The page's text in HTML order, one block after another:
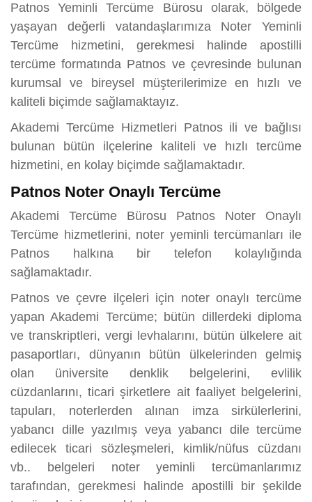
Patnos Yeminli Tercüme Bürosu olarak, bölgede
yaşayan değerli vatandaşlarımıza Noter Yeminli
Tercüme hizmetini, gerekmesi halinde apostilli
tercüme formatında Patnos ve çevresinde bulunan
kurumsal ve bireysel müşterilerimize en hızlı ve
kaliteli biçimde sağlamaktayız.
Akademi Tercüme Hizmetleri Patnos ili ve bağlısı
bulunan bütün ilçelerine kaliteli ve hızlı tercüme
hizmetini, en kolay biçimde sağlamaktadır.
Patnos Noter Onaylı Tercüme
Akademi Tercüme Bürosu Patnos Noter Onaylı
Tercüme hizmetlerini, noter yeminli tercümanları ile
Patnos halkına bir telefon kolaylığında
sağlamaktadır.
Patnos ve çevre ilçeleri için noter onaylı tercüme
yapan Akademi Tercüme; bütün dillerdeki diploma
ve transkriptleri, vergi levhalarını, bütün ülkelere ait
pasaportları, dünyanın bütün ülkelerinden gelmiş
olan üniversite denklik belgelerini, evlilik
cüzdanlarını, ticari şirketlere ait faaliyet belgelerini,
tapuları, noterlerden alınan imza sirkülerlerini,
yabancı dille yazılmış veya yabancı dile tercüme
edilecek ticari sözleşmeleri, kimlik/nüfus cüzdanı
vb.. belgeleri noter yeminli tercümanlarımız
tarafından, gerekmesi halinde apostilli bir şekilde